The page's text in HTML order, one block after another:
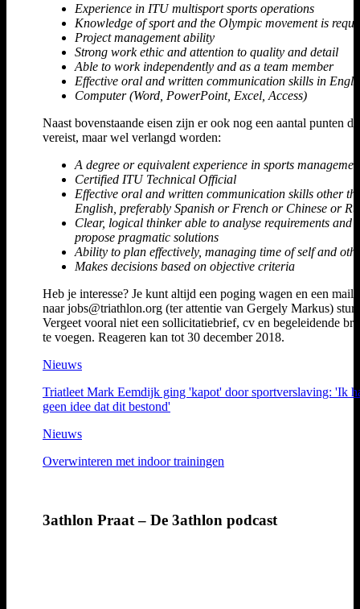
Experience in ITU multisport sports operations
Knowledge of sport and the Olympic movement is
Project management ability
Strong work ethic and attention to quality and detail
Able to work independently and as a team member
Effective oral and written communication skills in
Computer (Word, PowerPoint, Excel, Access)
Naast bovenstaande eisen zijn er ook nog een aantal punten
vereist, maar wel verlangd worden:
A degree or equivalent experience in sports
Certified ITU Technical Official
Effective oral and written communication skills other
English, preferably Spanish or French or Chinese or
Clear, logical thinker able to analyse requirements and
propose pragmatic solutions
Ability to plan effectively, managing time of self and
Makes decisions based on objective criteria
Heb je interesse? Je kunt altijd een poging wagen en een
naar jobs@triathlon.org (ter attentie van Gergely Markus)
Vergeet vooral niet een sollicitatiebrief, cv en begeleidende
te voegen. Reageren kan tot 30 december 2018.
Nieuws
Triatleet Mark Eemdijk ging 'kapot' door sportverslaving: 'Ik
geen idee dat dit bestond'
Nieuws
Overwinteren met indoor trainingen
3athlon Praat – De 3athlon podcast